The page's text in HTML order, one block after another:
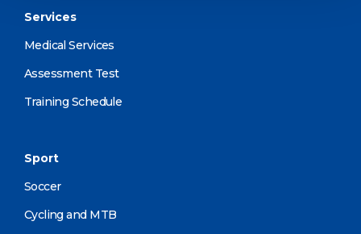
Services
Medical Services
Assessment Test
Training Schedule
Sport
Soccer
Cycling and MTB